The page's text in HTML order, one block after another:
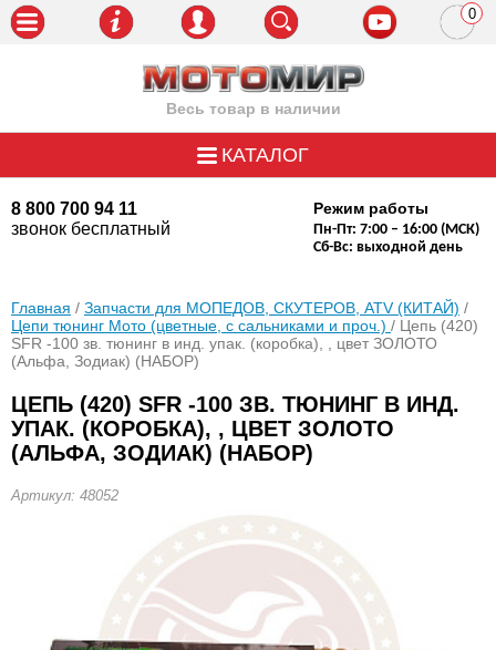
Весь товар в наличии
8 800 700 94 11
звонок бесплатный
Режим работы
Пн-Пт: 7:00 – 16:00 (МСК)
Сб-Вс: выходной день
0
КАТАЛОГ
Главная / Запчасти для МОПЕДОВ, СКУТЕРОВ, ATV (КИТАЙ) /
Цепи тюнинг Мото (цветные, с сальниками и проч.) / Цепь (420)
SFR -100 зв. тюнинг в инд. упак. (коробка), , цвет ЗОЛОТО
(Альфа, Зодиак) (НАБОР)
ЦЕПЬ (420) SFR -100 ЗВ. ТЮНИНГ В ИНД.
УПАК. (КОРОБКА), , ЦВЕТ ЗОЛОТО
(АЛЬФА, ЗОДИАК) (НАБОР)
Артикул: 48052